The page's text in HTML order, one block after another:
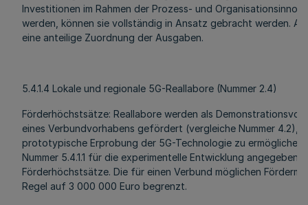
Investitionen im Rahmen der Prozess- und
werden, können sie vollständig in Ansatz gebracht werden.
eine anteilige Zuordnung der Ausgaben.
5.4.1.4 Lokale und regionale 5G-Reallabore (Nummer 2.4)
Förderhöchstsätze: Reallabore werden als
eines Verbundvorhabens gefördert (vergleiche Nummer 4.2),
prototypische Erprobung der 5G-Technologie zu ermöglichen.
Nummer 5.4.1.1 für die experimentelle Entwicklung
Förderhöchstsätze. Die für einen Verbund möglichen
Regel auf 3 000 000 Euro begrenzt.